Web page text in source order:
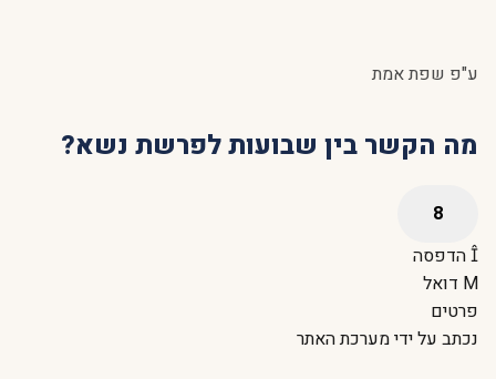
ע"פ שפת אמת
מה הקשר בין שבועות לפרשת נשא?
הדפסה
דואל
פרטים
נכתב על ידימערכת האתר